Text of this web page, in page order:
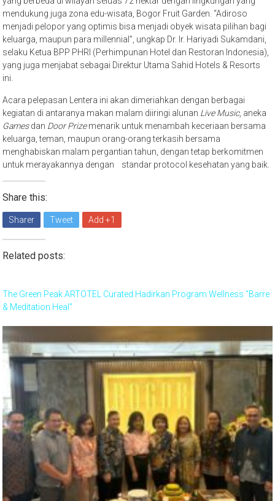
mendukung juga zona edu-wisata, Bogor Fruit Garden. “Adiroso
menjadi pelopor yang optimis bisa menjadi obyek wisata pilihan bagi
keluarga, maupun para millennial”, ungkap Dr. Ir. Hariyadi Sukamdani,
selaku Ketua BPP PHRI (Perhimpunan Hotel dan Restoran Indonesia),
yang juga menjabat sebagai Direktur Utama Sahid Hotels & Resorts
ini.
Acara pelepasan Lentera ini akan dimeriahkan dengan berbagai
kegiatan di antaranya makan malam diiringi alunan Live Music, aneka
Gamesdan Door Prizemenarik untuk menambah keceriaan bersama
keluarga, teman, maupun orang-orang terkasih bersama
menghabiskan malam pergantian tahun, dengan tetap berkomitmen
untuk merayakannya dengan standar protocol kesehatan yang baik.
Share this:
Sharer Tweet Add +1
Related posts:
The Green Peak ARTOTEL Curated Hadirkan Program Wellness “Barre
& Meditation Heal”